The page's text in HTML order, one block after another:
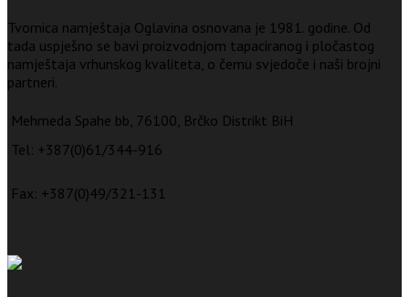
Tvornica namještaja Oglavina osnovana je 1981. godine. Od
tada uspješno se bavi proizvodnjom tapaciranog i pločastog
namještaja vrhunskog kvaliteta, o čemu svjedoče i naši brojni
partneri.
Mehmeda Spahe bb, 76100, Brčko Distrikt BiH
Tel: +387(0)61/344-916
Fax: +387(0)49/321-131